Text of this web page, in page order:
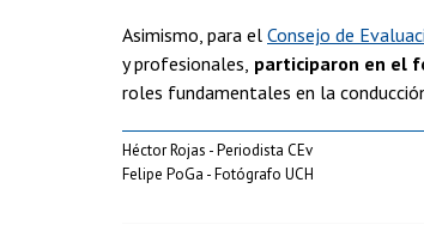
Asimismo, para el Consejo de
y profesionales, participaron en el
roles fundamentales en la
Héctor Rojas - Periodista CEv
Felipe PoGa - Fotógrafo UCH